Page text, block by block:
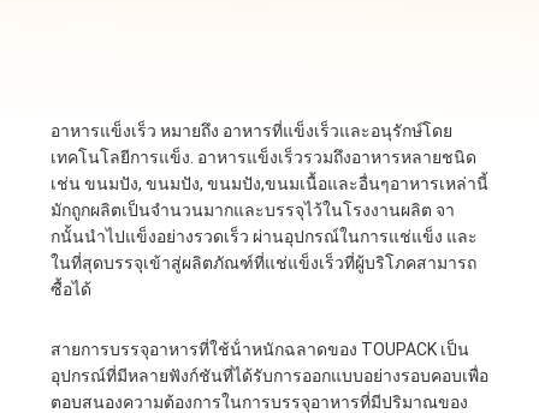
คุณภาพ
ติดต่อ
ข่าว
อาหารแข็งเร็ว หมายถึง อาหารที่แข็งเร็วและอนุรักษ์โดย
เทคโนโลยีการแข็ง. อาหารแข็งเร็วรวมถึงอาหารหลายชนิด
เช่น ขนมปัง, ขนมปัง, ขนมปัง,ขนมเนื้อและอื่นๆอาหารเหล่านี้
มักถูกผลิตเป็นจํานวนมากและบรรจุไว้ในโรงงานผลิต จา
กนั้นนําไปแข็งอย่างรวดเร็ว ผ่านอุปกรณ์ในการแช่แข็ง และ
ในที่สุดบรรจุเข้าสู่ผลิตภัณฑ์ที่แช่แข็งเร็วที่ผู้บริโภคสามารถ
ซื้อได้
สายการบรรจุอาหารที่ใช้น้ําหนักฉลาดของ TOUPACK เป็น
อุปกรณ์ที่มีหลายฟังก์ชันที่ได้รับการออกแบบอย่างรอบคอบเพื่อ
ตอบสนองความต้องการในการบรรจุอาหารที่มีปริมาณของ